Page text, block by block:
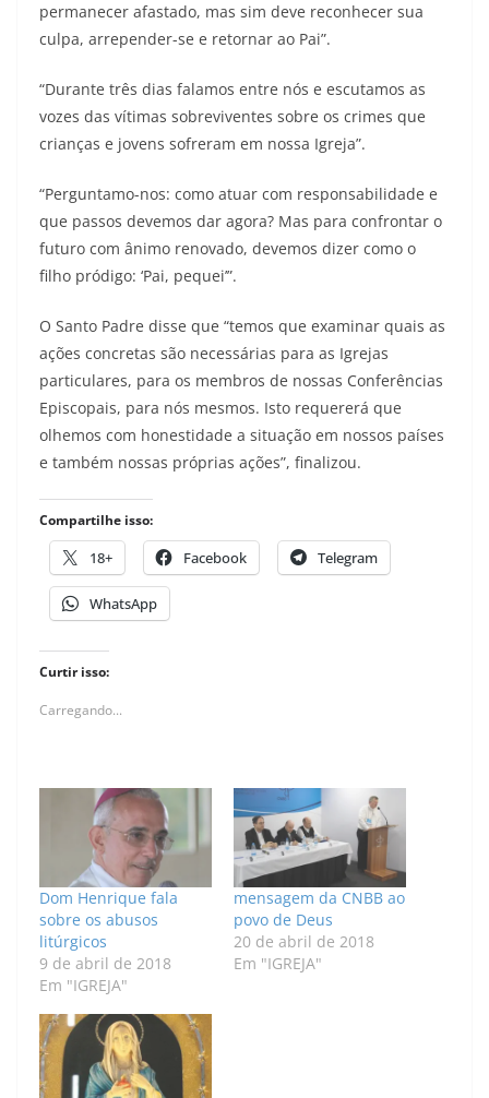
permanecer afastado, mas sim deve reconhecer sua
culpa, arrepender-se e retornar ao Pai”.
“Durante três dias falamos entre nós e escutamos as
vozes das vítimas sobreviventes sobre os crimes que
crianças e jovens sofreram em nossa Igreja”.
“Perguntamo-nos: como atuar com responsabilidade e
que passos devemos dar agora? Mas para confrontar o
futuro com ânimo renovado, devemos dizer como o
filho pródigo: ‘Pai, pequei’”.
O Santo Padre disse que “temos que examinar quais as
ações concretas são necessárias para as Igrejas
particulares, para os membros de nossas Conferências
Episcopais, para nós mesmos. Isto requererá que
olhemos com honestidade a situação em nossos países
e também nossas próprias ações”, finalizou.
Compartilhe isso:
18+ Facebook Telegram
WhatsApp
Curtir isso:
Carregando...
Dom Henrique fala
sobre os abusos
litúrgicos
9 de abril de 2018
Em "IGREJA"
mensagem da CNBB ao
povo de Deus
20 de abril de 2018
Em "IGREJA"